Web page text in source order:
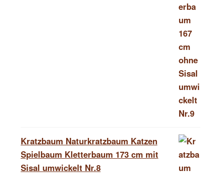
Kratzbaum Naturkratzbaum Katzen
Spielbaum Kletterbaum 173 cm mit
Sisal umwickelt Nr.8